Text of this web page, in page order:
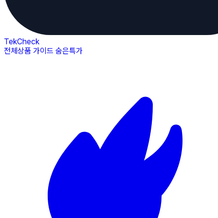
TekCheck
전체상품 가이드 숨은특가